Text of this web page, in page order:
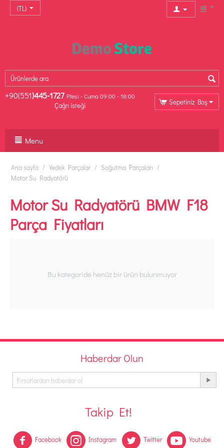
(TL)
+90(551)445-1727 P.tesi - Cuma 09:00 - 18:00
Çağrı isteği Sepetiniz Boş
Menu
Ana sayfa / Yedek Parçalar / Soğutma Parçaları /
Motor Su Radyatörü
Motor Su Radyatörü BMW F18
Parça Fiyatları
Bu kategoride henüz bir ürün bulunmuyor
Haberdar Olun
Takip Et!
Facebook Instagram Twitter Youtube